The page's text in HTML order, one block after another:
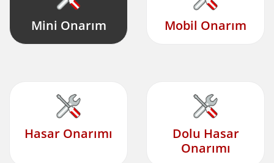
Mini Onarım Mobil Onarım
Hasar Onarımı
Dolu Hasar
Onarımı